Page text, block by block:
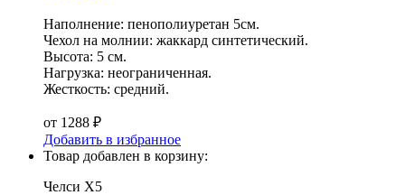
Наполнение: пенополиуретан 5см.
Чехол на молнии: жаккард синтетический.
Высота: 5 см.
Нагрузка: неограниченная.
Жесткость: средний.
от 1288 ₽
Добавить в избранное
Товар добавлен в корзину:
Челси Х5